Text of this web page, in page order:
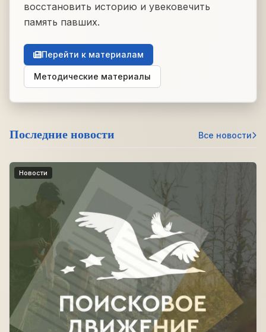
восстановить историю и увековечить
память павших.
Перейти к материалам
Методические материалы
Последние новости Все новости
Новости